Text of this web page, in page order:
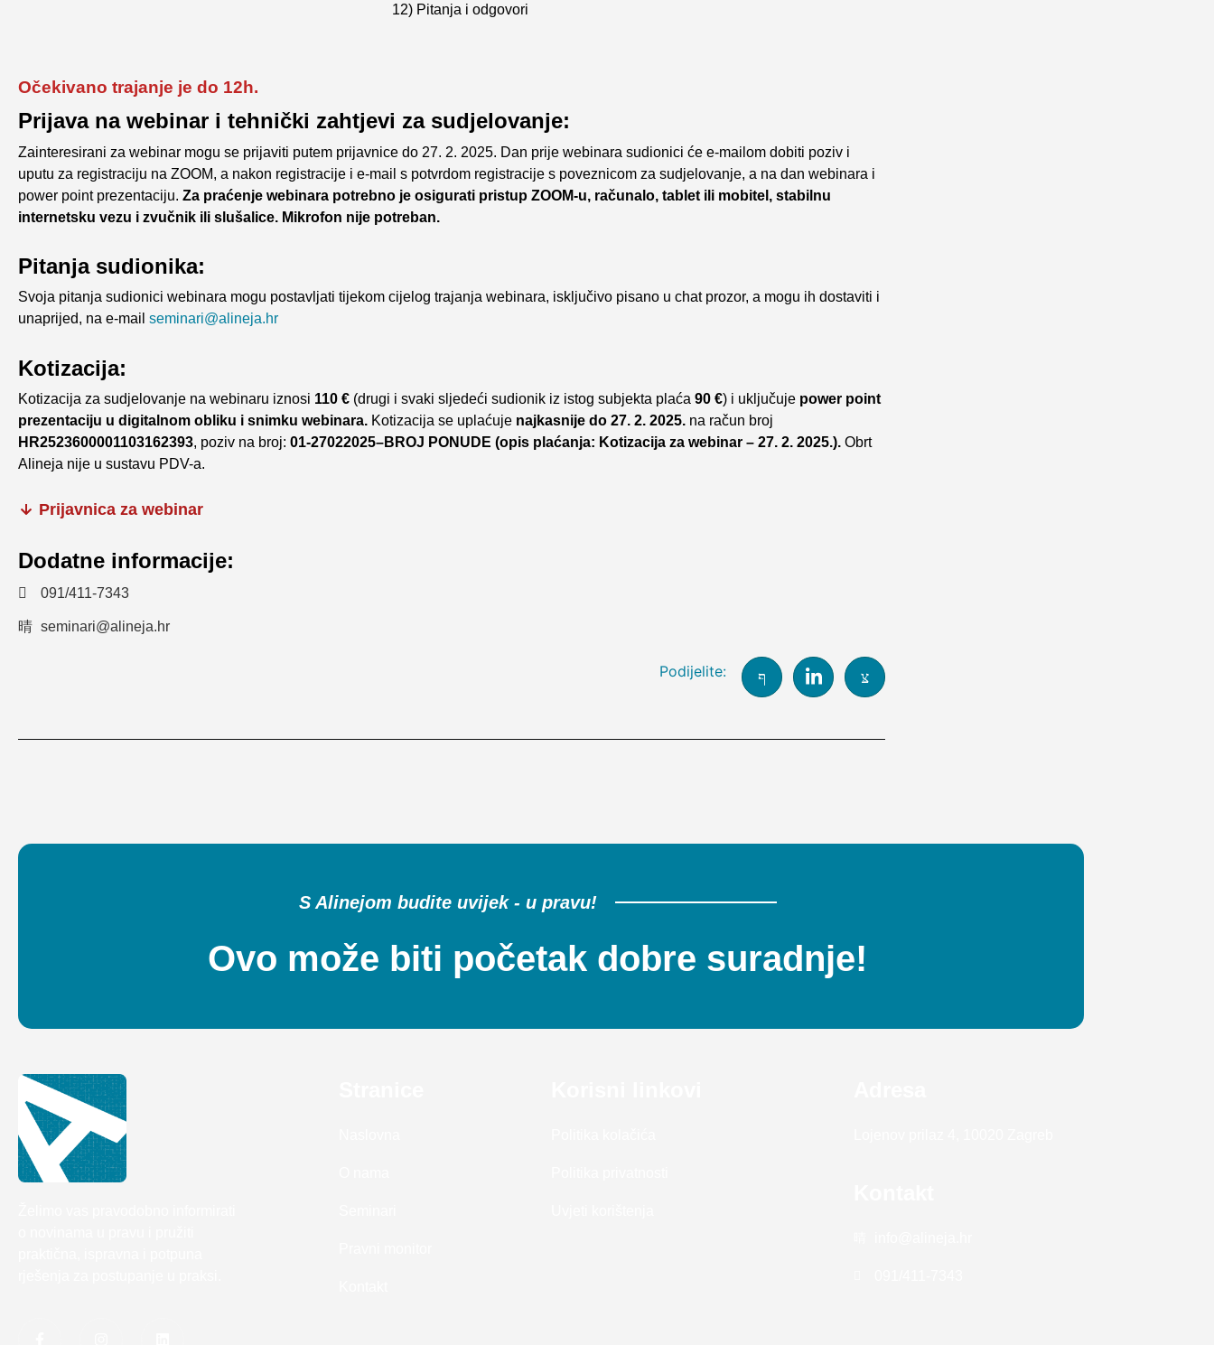
12) Pitanja i odgovori
Očekivano trajanje je do 12h.
Prijava na webinar i tehnički zahtjevi za sudjelovanje:
Zainteresirani za webinar mogu se prijaviti putem prijavnice do 27. 2. 2025. Dan prije webinara sudionici će e-mailom dobiti poziv i
uputu za registraciju na ZOOM, a nakon registracije i e-mail s potvrdom registracije s poveznicom za sudjelovanje, a na dan webinara i
power point prezentaciju. Za praćenje webinara potrebno je osigurati pristup ZOOM-u, računalo, tablet ili mobitel, stabilnu
internetsku vezu i zvučnik ili slušalice. Mikrofon nije potreban.
Pitanja sudionika:
Svoja pitanja sudionici webinara mogu postavljati tijekom cijelog trajanja webinara, isključivo pisano u chat prozor, a mogu ih dostaviti i
unaprijed, na e-mail seminari@alineja.hr
Kotizacija:
Kotizacija za sudjelovanje na webinaru iznosi 110 € (drugi i svaki sljedeći sudionik iz istog subjekta plaća 90 €) i uključuje power point
prezentaciju u digitalnom obliku i snimku webinara. Kotizacija se uplaćuje najkasnije do 27. 2. 2025. na račun broj
HR2523600001103162393, poziv na broj: 01-27022025–BROJ PONUDE (opis plaćanja: Kotizacija za webinar – 27. 2. 2025.). Obrt
Alineja nije u sustavu PDV-a.
Prijavnica za webinar
Dodatne informacije:
091/411-7343
seminari@alineja.hr
Podijelite:
S Alinejom budite uvijek - u pravu!
Ovo može biti početak dobre suradnje!